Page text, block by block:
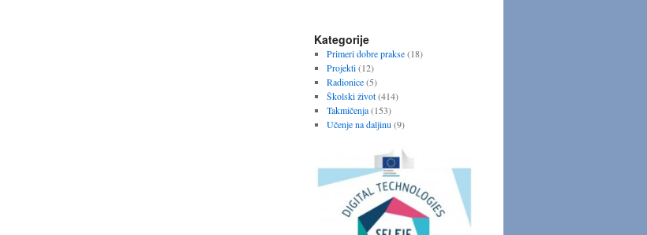
Kategorije
Primeri dobre prakse(18)
Projekti(12)
Radionice(5)
Školski život(414)
Takmičenja(153)
Učenje na daljinu(9)